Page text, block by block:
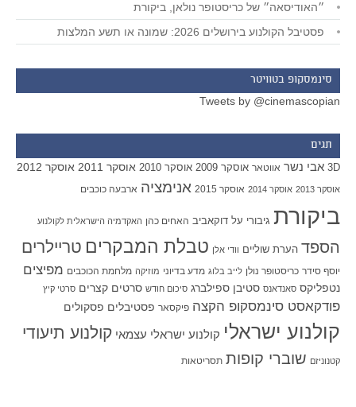
״האודיסאה״ של כריסטופר נולאן, ביקורת
פסטיבל הקולנוע בירושלים 2026: שמונה או תשע המלצות
סינמסקופ בטוויטר
Tweets by @cinemascopian
תגים
3D אבי נשר אווטאר אוסקר 2009 אוסקר 2010 אוסקר 2011 אוסקר 2012
אוסקר 2013 אוסקר 2014 אוסקר 2015 אנימציה ארבעה כוכבים
ביקורת גיבורי על דוקאביב האחים כהן האקדמיה הישראלית לקולנוע
הספד הערת שוליים וודי אלן טבלת המבקרים טריילרים
יוסף סידר כריסטופר נולן לייב בלוג מדע בדיוני מוזיקה מלחמת הכוכבים מפיצים
נטפליקס סאנדאנס סטיבן ספילברג סיכום חודש סרטים קצרים סרטי קיץ
פודקאסט סינמסקופ הקצה פיקסאר פסטיבלים פסקולים
קולנוע ישראלי קולנוע ישראלי עצמאי קולנוע תיעודי
קטנוניזם שוברי קופות תסריטאות